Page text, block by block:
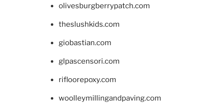
olivesburgberrypatch.com
theslushkids.com
giobastian.com
glpascensori.com
rifloorepoxy.com
woolleymillingandpaving.com